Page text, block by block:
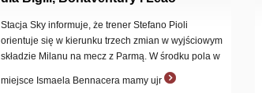
Stacja Sky informuje, że trener Stefano Pioli
orientuje się w kierunku trzech zmian w wyjściowym
składzie Milanu na mecz z Parmą. W środku pola w
miejsce Ismaela Bennacera mamy ujr